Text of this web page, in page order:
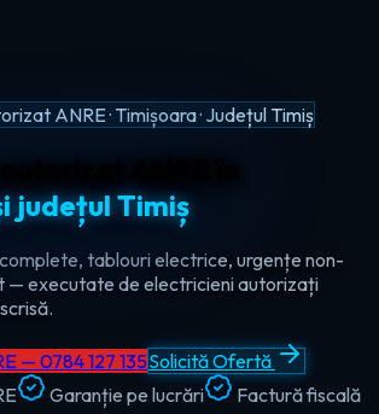
· Urgențe Electrice · Timiș
non-stop în
60 de minute, oricând — ziua sau
de urgență autorizat pentru Timișoara,
localitățile din Timiș.
— 0784 127 135Solicită Ofertă
Garanție pe lucrări Factură fiscală